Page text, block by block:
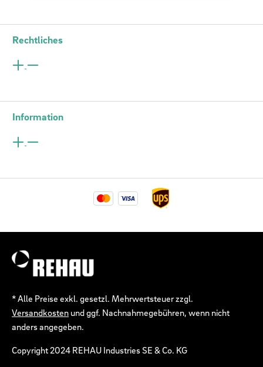
Rechtliches
Information
* Alle Preise exkl. gesetzl. Mehrwertsteuer zzgl.
Versandkosten und ggf. Nachnahmegebühren, wenn nicht
anders angegeben.
Copyright 2024 REHAU Industries SE & Co. KG